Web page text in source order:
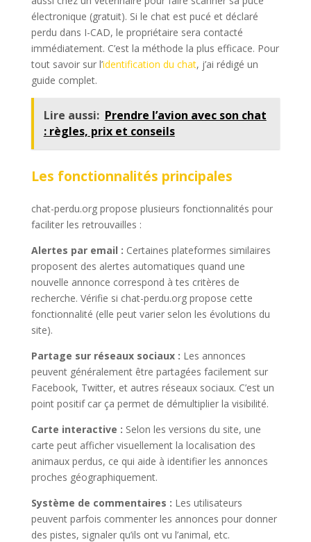
électronique (gratuit). Si le chat est pucé et déclaré
perdu dans I-CAD, le propriétaire sera contacté
immédiatement. C’est la méthode la plus efficace. Pour
tout savoir sur l’identification du chat, j’ai rédigé un
guide complet.
Lire aussi: Prendre l’avion avec son chat
: règles, prix et conseils
Les fonctionnalités principales
chat-perdu.org propose plusieurs fonctionnalités pour
faciliter les retrouvailles :
Alertes par email : Certaines plateformes similaires
proposent des alertes automatiques quand une
nouvelle annonce correspond à tes critères de
recherche. Vérifie si chat-perdu.org propose cette
fonctionnalité (elle peut varier selon les évolutions du
site).
Partage sur réseaux sociaux : Les annonces
peuvent généralement être partagées facilement sur
Facebook, Twitter, et autres réseaux sociaux. C’est un
point positif car ça permet de démultiplier la visibilité.
Carte interactive : Selon les versions du site, une
carte peut afficher visuellement la localisation des
animaux perdus, ce qui aide à identifier les annonces
proches géographiquement.
Système de commentaires : Les utilisateurs
peuvent parfois commenter les annonces pour donner
des pistes, signaler qu’ils ont vu l’animal, etc.